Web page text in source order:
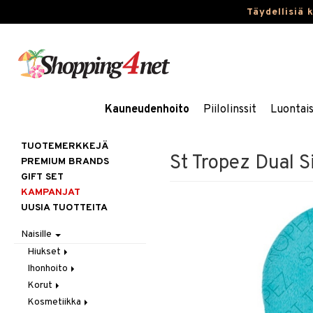
Täydellisiä
Kauneudenhoito Piilolinssit
St Tropez Dual
TUOTEMERKKEJÄ
PREMIUM BRANDS
GIFT SET
KAMPANJAT
UUSIA TUOTTEITA
Naisille
Hiukset
Gift Set
Harjat / Kammat
Hiuskuurit
Ihonhoito
Aurinkotuotteet
Erikoistuotteet
Korut
Kaulakorut
Kosmetiikka